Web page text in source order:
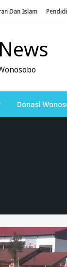
Dan Islam
Donasi